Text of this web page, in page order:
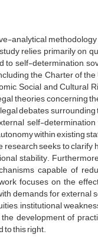
analytical
relies primarily on
self-determination,
the Charter of
Social and Cultural
theories concerning
debates
self-
within existing
seeks to
stability.
capable of
focuses on the
demands for
institutional
development of
this right.